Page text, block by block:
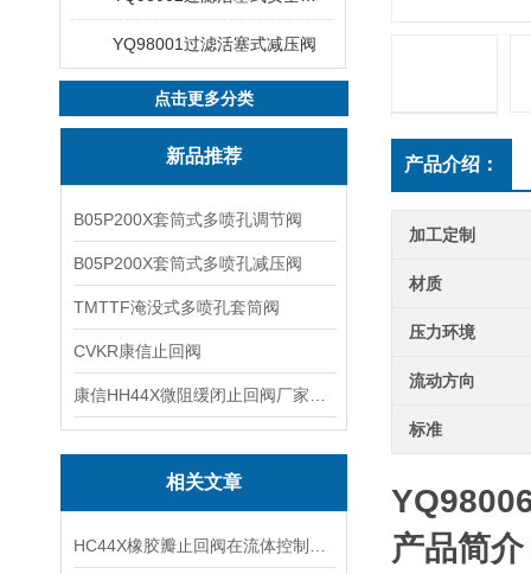
YQ98001过滤活塞式减压阀
点击更多分类
新品推荐
B05P200X套筒式多喷孔调节阀
B05P200X套筒式多喷孔减压阀
TMTTF淹没式多喷孔套筒阀
CVKR康信止回阀
相关文章
产品介绍：
加工定制
材质
压力环境
流动方向
标准
产品简介